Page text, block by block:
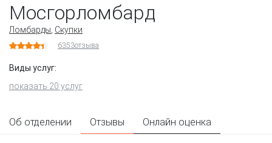
Мосгорломбард
Ломбарды Скупки
6353отзыва
Виды услуг:
показать 20 услуг
Об отделении Отзывы Онлайн оценка